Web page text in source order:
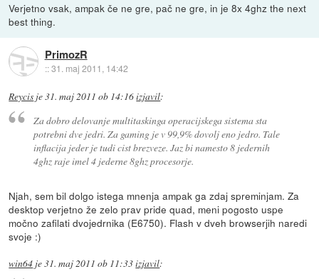
Verjetno vsak, ampak če ne gre, pač ne gre, in je 8x 4ghz the next
best thing.
PrimozR
::31. maj 2011, 14:42
Reycis je31. maj 2011 ob 14:16izjavil:
Za dobro delovanje multitaskinga operacijskega sistema sta
potrebni dve jedri. Za gaming je v 99,9% dovolj eno jedro. Tale
inflacija jeder je tudi cist brezveze. Jaz bi namesto 8 jedernih
4ghz raje imel 4 jederne 8ghz procesorje.
Njah, sem bil dolgo istega mnenja ampak ga zdaj spreminjam. Za
desktop verjetno že zelo prav pride quad, meni pogosto uspe
močno zafilati dvojedrnika (E6750). Flash v dveh browserjih naredi
svoje :)
win64 je31. maj 2011 ob 11:33izjavil: